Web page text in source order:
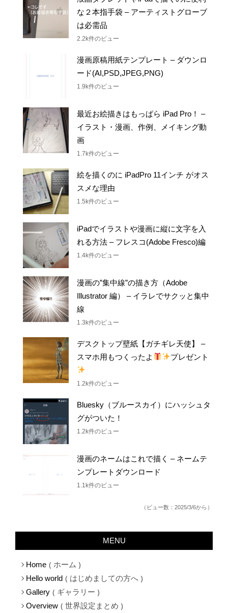
な２本指手袋 – アーティストグローブ
は必需品
2.2k件のビュー
漫画原稿用紙テンプレート – ダウンロ
ード(AI,PSD,JPEG,PNG)
1.9k件のビュー
最近お絵描きはもっぱら iPad Pro！ –
イラスト・漫画、作例、メイキング動
画
1.7k件のビュー
絵を描くのに iPadPro 11インチ がオス
スメな理由
1.5k件のビュー
iPadでイラストや漫画に縦に文字を入
れる方法 – フレスコ(Adobe Fresco)編
1.4k件のビュー
漫画の”集中線”の描き方（Adobe
Illustrator 編） – イラレでサクッと集中
線
1.3k件のビュー
デスクトップ壁紙【ガチギレ天使】 –
スマホ用もつくったよ
プレゼント
1.2k件のビュー
Bluesky（ブルースカイ）にハッシュタ
グがついた！
1.2k件のビュー
漫画のネームはこれで描く – ネームテ
ンプレートダウンロード
1.1k件のビュー
（ビュー数：2025/3/6から）
MENU
Home ホーム
Hello world はじめましての方へ
Gallery ギャラリー
Overview 世界設定まとめ